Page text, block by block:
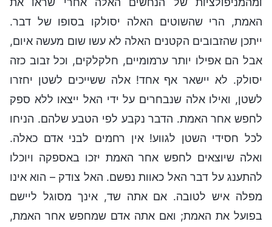
האמת, הרי שהשוטים האלה יסולקו בסופו של דבר.
ייתכן שהזבובים הקטנים האלה לא עשו שום מעשה איום,
אבל הם אפילו יותר ערמומיים, חלקלקים, וכל זבוב כזה
יסולק. לא יישאר אף אחד! אלה ששייכים לשטן יחזרו
לשטן, ואילו אלה שנבחרים על ידי האל ייצאו ללא ספק
לחפש אחר האמת. הדבר נקבע לפי הטבע שלהם. הניחו
לכל חסידי השטן לגווע! אין רחמים לבני אדם כאלה.
ואלה שיוצאים לחפש אחר האמת יזכו באספקה ויוכלו
להתענג על דבר האל כאוות נפשם. האל צודק – הוא אינו
מפלה איש לטובה. אם אתה שד, אינך מסוגל ליישם
בפועל את האמת; ואם אתה אדם שמחפש אחר האמת,